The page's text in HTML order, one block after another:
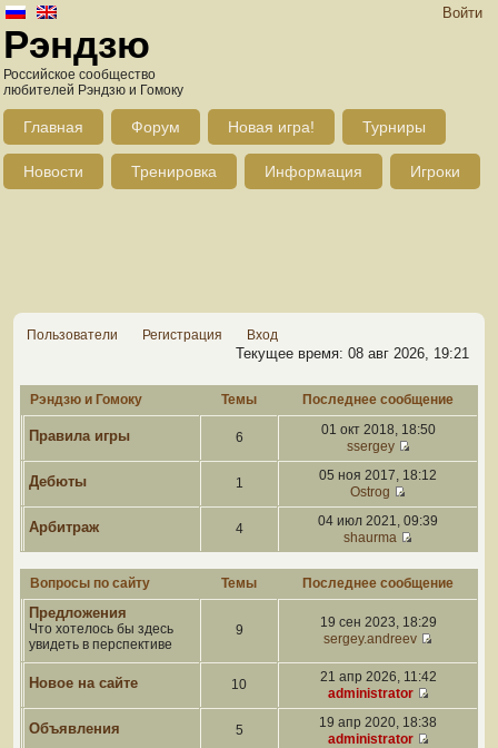
Войти
Рэндзю
Российское сообщество
любителей Рэндзю и Гомоку
Главная Форум Новая игра! Турниры
Новости Тренировка Информация Игроки
Пользователи Регистрация Вход
Текущее время: 08 авг 2026, 19:21
Рэндзю и Гомоку Темы Последнее сообщение
Правила игры 6
01 окт 2018, 18:50
ssergey
Дебюты 1
05 ноя 2017, 18:12
Ostrog
Арбитраж 4
04 июл 2021, 09:39
shaurma
Вопросы по сайту Темы Последнее сообщение
Предложения
Что хотелось бы здесь
увидеть в перспективе
9
19 сен 2023, 18:29
sergey.andreev
Новое на сайте 10
21 апр 2026, 11:42
administrator
Объявления 5
19 апр 2020, 18:38
administrator